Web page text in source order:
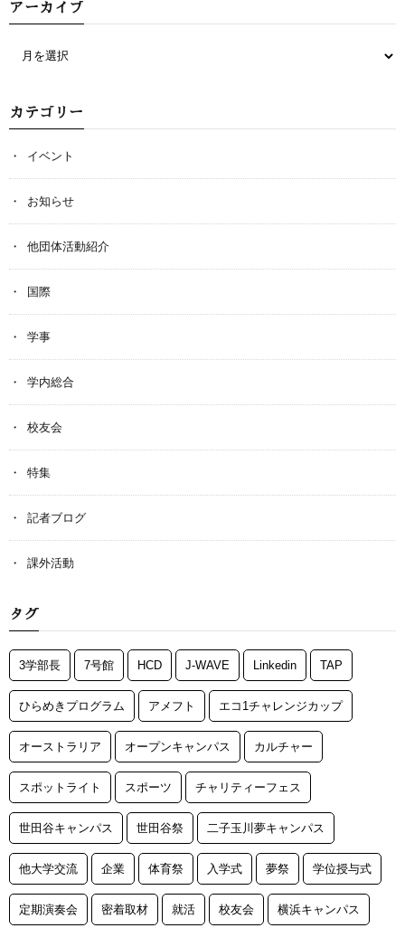
アーカイブ
カテゴリー
イベント
お知らせ
他団体活動紹介
国際
学事
学内総合
校友会
特集
記者ブログ
課外活動
タグ
3学部長 7号館 HCD J-WAVE Linkedin TAP
ひらめきプログラム アメフト エコ1チャレンジカップ
オーストラリア オープンキャンパス カルチャー
スポットライト スポーツ チャリティーフェス
世田谷キャンパス 世田谷祭 二子玉川夢キャンパス
他大学交流 企業 体育祭 入学式 夢祭 学位授与式
定期演奏会 密着取材 就活 校友会 横浜キャンパス